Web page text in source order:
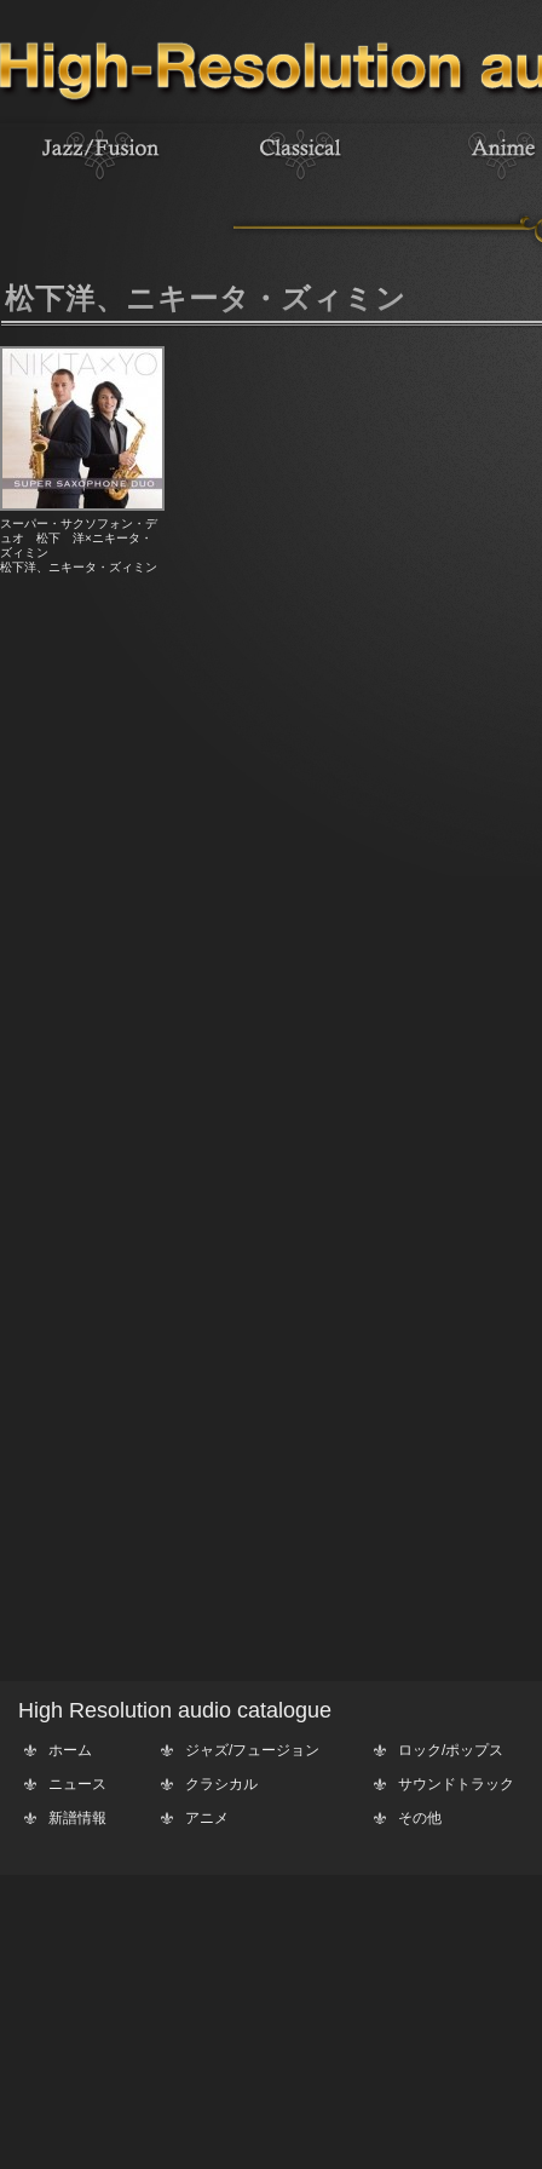
松下洋、ニキータ・ズィミン
スーパー・サクソフォン・デ
ュオ 松下 洋×ニキータ・
ズィミン
松下洋、ニキータ・ズィミン
High Resolution audio catalogue
ホーム
ニュース
新譜情報
ジャズ/フュージョン
クラシカル
アニメ
ロック/ポップス
サウンドトラック
その他